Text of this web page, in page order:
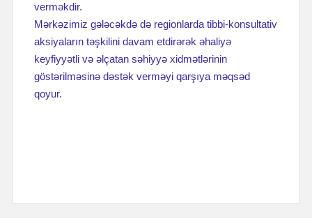
verməkdir.
Mərkəzimiz gələcəkdə də regionlarda tibbi-konsultativ
aksiyaların təşkilini davam etdirərək əhaliyə
keyfiyyətli və əlçatan səhiyyə xidmətlərinin
göstərilməsinə dəstək verməyi qarşıya məqsəd
qoyur.